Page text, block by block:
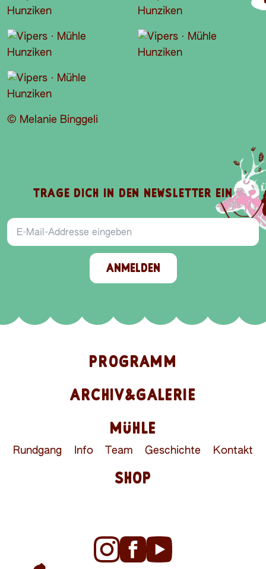
© Melanie Binggeli
V I D E O A B S P I E L E N
TRAGE DICH IN DEN NEWSLETTER EIN
E-Mail-Addresse
ANMELDEN
PROGRAMM
ARCHIV&GALERIE
MÜHLE
Rundgang Info Team Geschichte Kontakt
SHOP